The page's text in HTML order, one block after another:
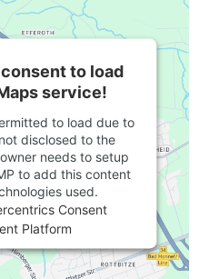
to load
service!
to load due to
disclosed to the
needs to setup
to add this content
used.
Consent
Platform